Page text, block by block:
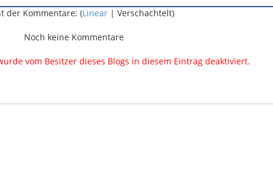
der Kommentare: (Linear| Verschachtelt)
Noch keine Kommentare
vom Besitzer dieses Blogs in diesem Eintrag deaktiviert.